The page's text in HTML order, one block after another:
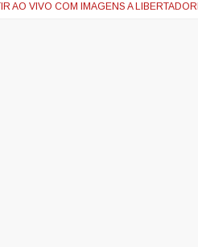
AO VIVO COM IMAGENS A